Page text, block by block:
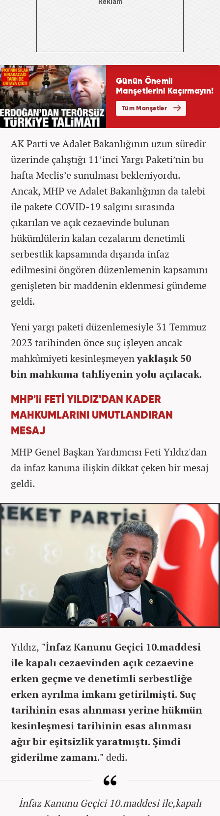
AK Parti ve Adalet Bakanlığının uzun süredir
üzerinde çalıştığı 11’inci Yargı Paketi’nin bu
hafta Meclis’e sunulması bekleniyordu.
Ancak, MHP ve Adalet Bakanlığının da talebi
ile pakete COVID-19 salgını sırasında
çıkarılan ve açık cezaevinde bulunan
hükümlülerin kalan cezalarını denetimli
serbestlik kapsamında dışarıda infaz
edilmesini öngören düzenlemenin kapsamını
genişleten bir maddenin eklenmesi gündeme
geldi.
Yeni yargı paketi düzenlemesiyle 31 Temmuz
2023 tarihinden önce suç işleyen ancak
mahkûmiyeti kesinleşmeyenyaklaşık50
bin mahkuma tahliyenin yolu açılacak.
MHP'li FETİ YILDIZ'DAN KADER
MAHKUMLARINI UMUTLANDIRAN
MESAJ
MHP Genel Başkan YardımcısıFetiYıldız'dan
da infaz kanuna ilişkin dikkatçeken bir mesaj
geldi.
Yıldız, "İnfaz Kanunu Geçici 10.maddesi
ile kapalı cezaevinden açık cezaevine
erken geçme ve denetimli serbestliğe
erken ayrılma imkanı getirilmişti. Suç
tarihinin esas alınması yerine hükmün
kesinleşmesi tarihinin esas alınması
ağır bir eşitsizlik yaratmıştı. Şimdi
giderilme zamanı." dedi.
İnfaz Kanunu Geçici 10.maddesi ile,kapalı